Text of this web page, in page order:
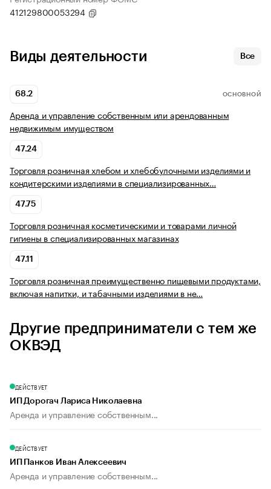
412129800053294
Виды деятельности Все
68.2 ОСНОВНОЙ
Аренда и управление собственным или арендованным
недвижимым имуществом
47.24
Торговля розничная хлебом и хлебобулочными изделиями и
кондитерскими изделиями в специализированных…
47.75
Торговля розничная косметическими и товарами личной
гигиены в специализированных магазинах
47.11
Торговля розничная преимущественно пищевыми продуктами,
включая напитки, и табачными изделиями в не…
Другие предприниматели с тем же
ОКВЭД
ДЕЙСТВУЕТ
ИП Дорогач Лариса Николаевна
Аренда и управление собственным...
ДЕЙСТВУЕТ
ИП Панков Иван Алексеевич
Аренда и управление собственным...